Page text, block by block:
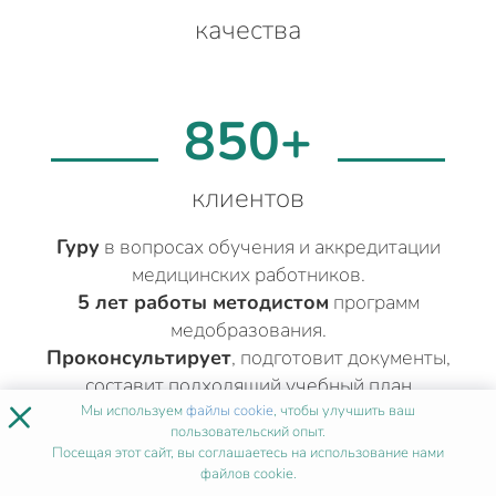
качества
850+
клиентов
Гуру в вопросах обучения и аккредитации
медицинских работников.
5 лет работы методистом программ
медобразования.
Проконсультирует, подготовит документы,
составит подходящий учебный план
ДРУГИЕ МЕДИЦИНСКИЕ КУРСЫ
× Мы используемфайлы cookie, чтобы улучшить ваш
пользовательский опыт.
Посещая этот сайт, вы соглашаетесь на использование нами
файлов cookie.